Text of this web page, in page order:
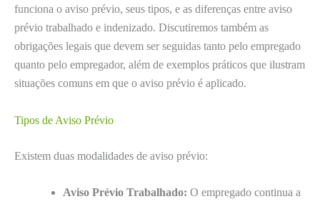
funciona o aviso prévio, seus tipos, e as diferenças entre aviso
prévio trabalhado e indenizado. Discutiremos também as
obrigações legais que devem ser seguidas tanto pelo empregado
quanto pelo empregador, além de exemplos práticos que ilustram
situações comuns em que o aviso prévio é aplicado.
Tipos de Aviso Prévio
Existem duas modalidades de aviso prévio:
Aviso Prévio Trabalhado: O empregado continua a